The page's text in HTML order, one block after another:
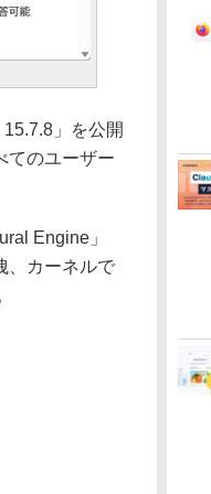
」を公開
てのユーザー
Engine」
、カーネルで